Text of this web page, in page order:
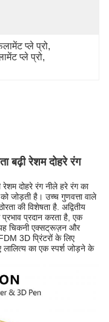
प्ले प्रो,
प्ले प्रो,
बढ़ी रेशम दोहरे रंग
रेशम दोहरे रंग नीले हरे रंग का
जोड़ती है। उच्च गुणवत्ता वाले
की विशेषता है. अद्वितीय
प्रदान करता है, एक
चिकनी एक्सट्रूज़न और
3D प्रिंटरों के लिए
का एक स्पर्श जोड़ने के